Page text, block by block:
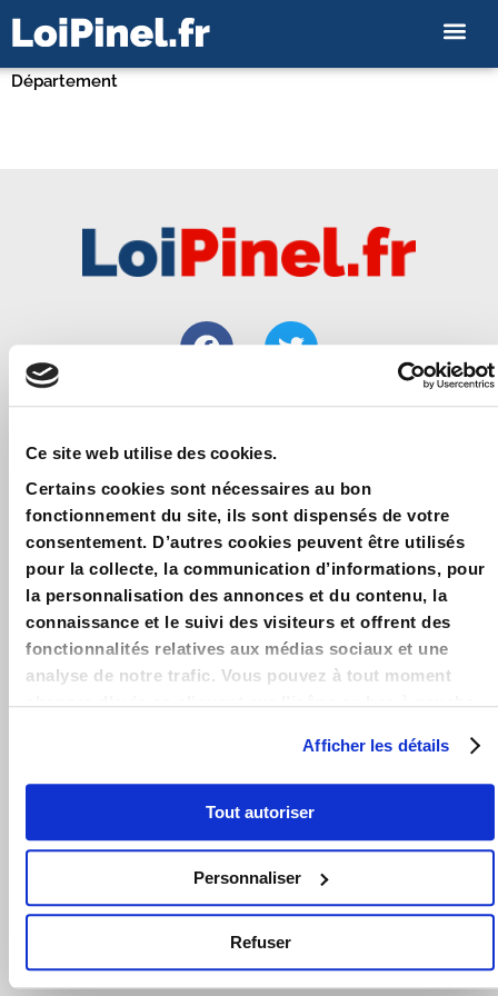
Ce site web utilise des cookies.
Certains cookies sont nécessaires au bon
fonctionnement du site, ils sont dispensés de votre
consentement. D’autres cookies peuvent être utilisés
pour la collecte, la communication d’informations, pour
la personnalisation des annonces et du contenu, la
connaissance et le suivi des visiteurs et offrent des
fonctionnalités relatives aux médias sociaux et une
analyse de notre trafic. Vous pouvez à tout moment
changer d’avis en cliquant sur l’icône en bas à gauche.
Afficher les détails
Tout autoriser
Personnaliser
Refuser
Département
Loipinel.fr vous apporte toutes les informations utiles pour
bien réussir un investissement immobilier locatif de
défiscalisation : Explication du dispositif en détails &
Exemples – Guide 2025 – Simulation & Outils de calcul des
plafonds de Loyer et de Ressources Pinel.
LOIPINEL.FR
Accueil
Contact
Guide Pinel 2025
Avantages loi Pinel
Conditions loi Pinel
Zones loi Pinel
Actualités loi Pinel